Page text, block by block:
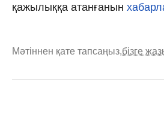
қажылыққа атанғанын
Мәтіннен қате тапсаңыз,бізге